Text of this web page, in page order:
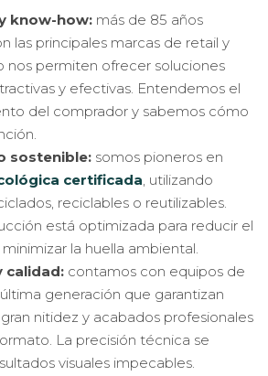
know-how: más de 85 años
las principales marcas de retail y
nos permiten ofrecer soluciones
y efectivas. Entendemos el
del comprador y sabemos cómo
sostenible: somos pioneros en
certificada, utilizando
reciclables o reutilizables.
está optimizada para reducir el
la huella ambiental.
calidad: contamos con equipos de
generación que garantizan
nitidez y acabados profesionales
La precisión técnica se
visuales impecables.